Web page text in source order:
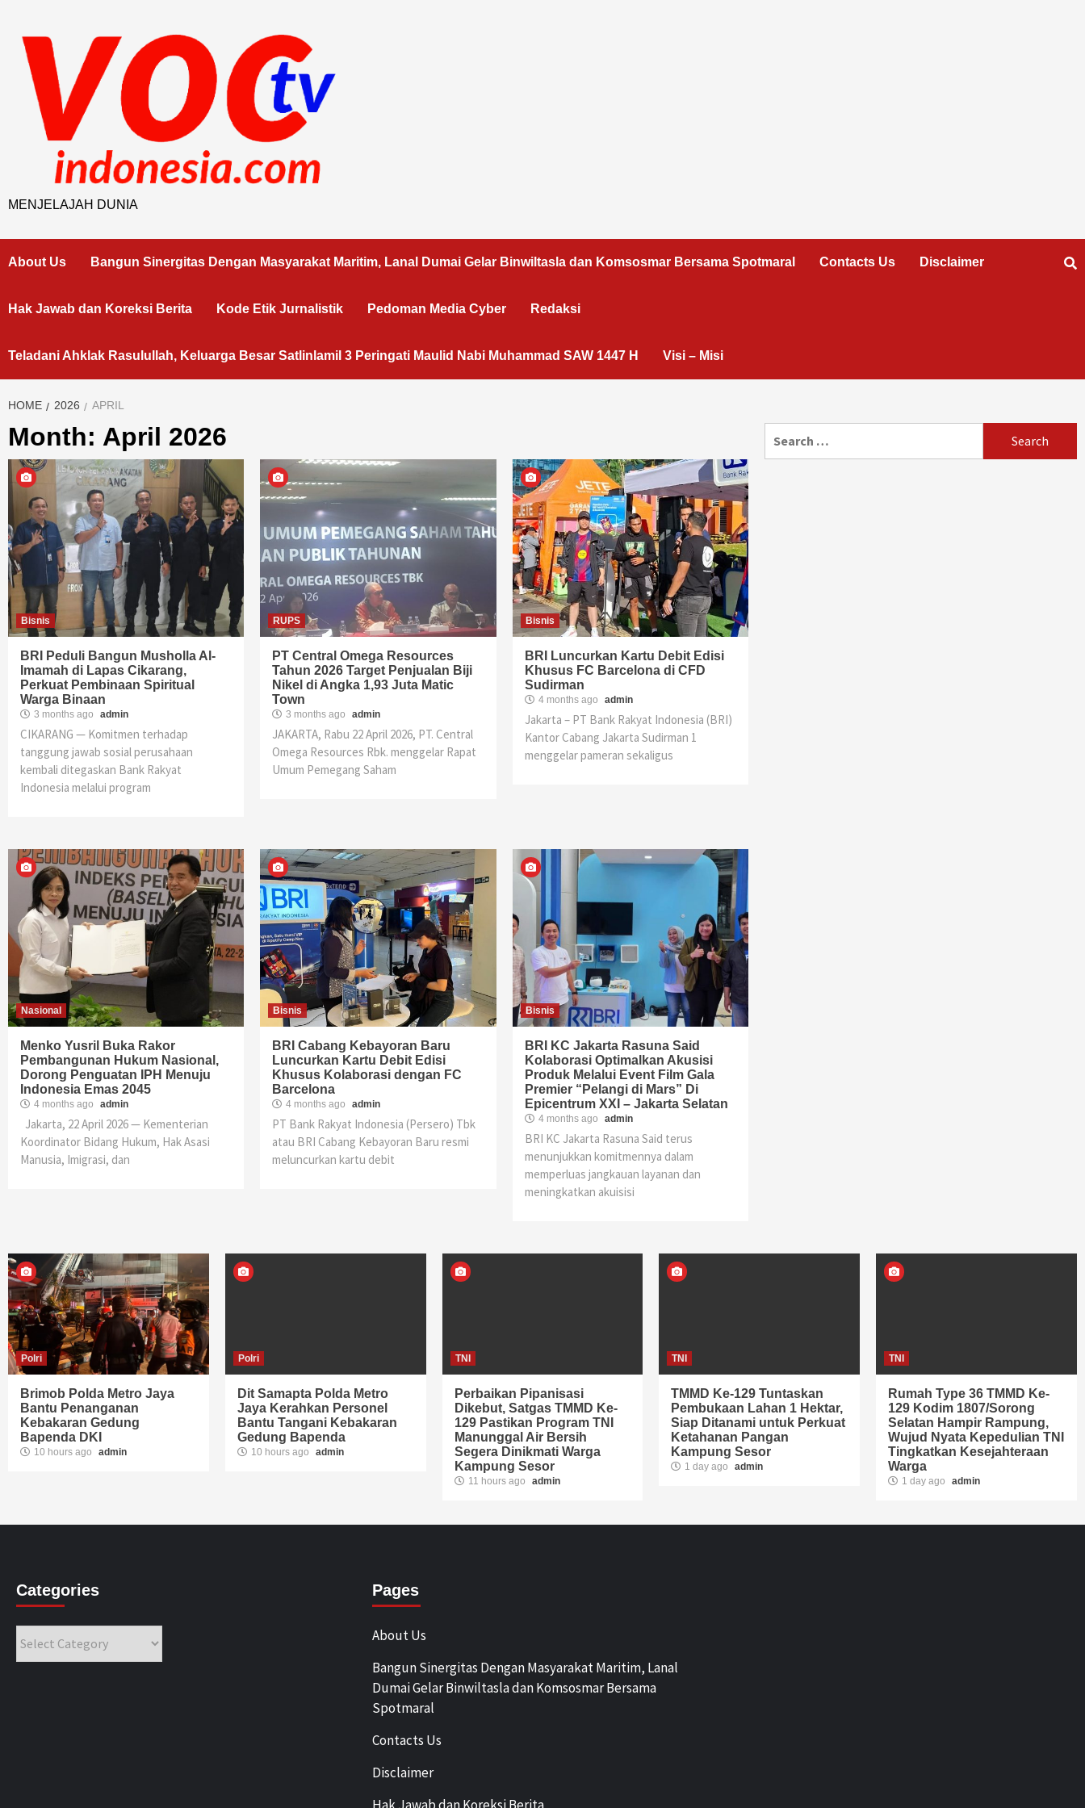
content
MENJELAJAH DUNIA
About Us Bangun Sinergitas Dengan Masyarakat Maritim, Lanal Dumai Gelar Binwiltasla dan Komsosmar Bersama Spotmaral Contacts Us Disclaimer
Hak Jawab dan Koreksi Berita Kode Etik Jurnalistik Pedoman Media Cyber Redaksi
Teladani Ahklak Rasulullah, Keluarga Besar Satlinlamil 3 Peringati Maulid Nabi Muhammad SAW 1447 H Visi – Misi
HOME 2026 APRIL
Month: April 2026
Bisnis
BRI Peduli Bangun Musholla Al-
Imamah di Lapas Cikarang,
Perkuat Pembinaan Spiritual
Warga Binaan
3 months ago admin
CIKARANG — Komitmen terhadap
tanggung jawab sosial perusahaan
kembali ditegaskan Bank Rakyat
Indonesia melalui program
RUPS
PT Central Omega Resources
Tahun 2026 Target Penjualan Biji
Nikel di Angka 1,93 Juta Matic
Town
3 months ago admin
JAKARTA, Rabu 22 April 2026, PT. Central
Omega Resources Rbk. menggelar Rapat
Umum Pemegang Saham
Bisnis
BRI Luncurkan Kartu Debit Edisi
Khusus FC Barcelona di CFD
Sudirman
4 months ago admin
Jakarta – PT Bank Rakyat Indonesia (BRI)
Kantor Cabang Jakarta Sudirman 1
menggelar pameran sekaligus
Nasional
Menko Yusril Buka Rakor
Pembangunan Hukum Nasional,
Dorong Penguatan IPH Menuju
Indonesia Emas 2045
4 months ago admin
Jakarta, 22 April 2026 — Kementerian
Koordinator Bidang Hukum, Hak Asasi
Manusia, Imigrasi, dan
Bisnis
BRI Cabang Kebayoran Baru
Luncurkan Kartu Debit Edisi
Khusus Kolaborasi dengan FC
Barcelona
4 months ago admin
PT Bank Rakyat Indonesia (Persero) Tbk
atau BRI Cabang Kebayoran Baru resmi
meluncurkan kartu debit
Bisnis
BRI KC Jakarta Rasuna Said
Kolaborasi Optimalkan Akusisi
Produk Melalui Event Film Gala
Premier “Pelangi di Mars” Di
Epicentrum XXI – Jakarta Selatan
4 months ago admin
BRI KC Jakarta Rasuna Said terus
menunjukkan komitmennya dalam
memperluas jangkauan layanan dan
meningkatkan akuisisi
for:
Polri
Brimob Polda Metro Jaya
Bantu Penanganan
Kebakaran Gedung
Bapenda DKI
10 hours ago admin
Polri
Dit Samapta Polda Metro
Jaya Kerahkan Personel
Bantu Tangani Kebakaran
Gedung Bapenda
10 hours ago admin
TNI
Perbaikan Pipanisasi
Dikebut, Satgas TMMD Ke-
129 Pastikan Program TNI
Manunggal Air Bersih
Segera Dinikmati Warga
Kampung Sesor
11 hours ago admin
TNI
TMMD Ke-129 Tuntaskan
Pembukaan Lahan 1 Hektar,
Siap Ditanami untuk Perkuat
Ketahanan Pangan
Kampung Sesor
1 day ago admin
TNI
Rumah Type 36 TMMD Ke-
129 Kodim 1807/Sorong
Selatan Hampir Rampung,
Wujud Nyata Kepedulian TNI
Tingkatkan Kesejahteraan
Warga
1 day ago admin
Categories Pages
About Us
Bangun Sinergitas Dengan Masyarakat Maritim, Lanal
Dumai Gelar Binwiltasla dan Komsosmar Bersama
Spotmaral
Contacts Us
Disclaimer
Hak Jawab dan Koreksi Berita